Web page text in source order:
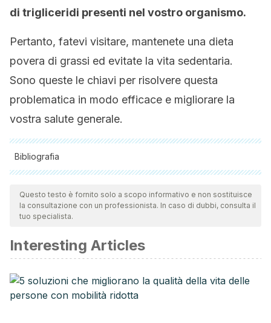
di trigliceridi presenti nel vostro organismo.
Pertanto, fatevi visitare, mantenete una dieta
povera di grassi ed evitate la vita sedentaria.
Sono queste le chiavi per risolvere questa
problematica in modo efficace e migliorare la
vostra salute generale.
Bibliografia
Tutte le fonti citate sono state esaminate a fondo dal nostro
team per garantirne la qualità, l'affidabilità, l'attualità e la
validità. La bibliografia di questo articolo è stata considerata
MedlinePlus. Triglicéridos. 2018. Available at:
https://medlineplus.gov/spanish/triglycerides.html.
Accessed 11/21, 2018.
Servicio Madrileño de Salud. Recomendaciones dietético
Questo testo è fornito solo a scopo informativo e non sostituisce
la consultazione con un professionista. In caso di dubbi, consulta il
tuo specialista.
Interesting Articles